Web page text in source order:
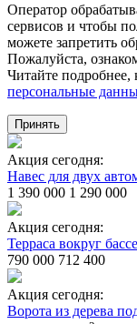
Оператор
сервисов и чтобы
можете запретить
Пожалуйста,
Читайте подробнее,
персональные
Принять
Акция сегодня:
Навес для двух
1 390 000 1 290 000
Акция сегодня:
Терраса вокруг
790 000 712 400
Акция сегодня:
Ворота из дерева